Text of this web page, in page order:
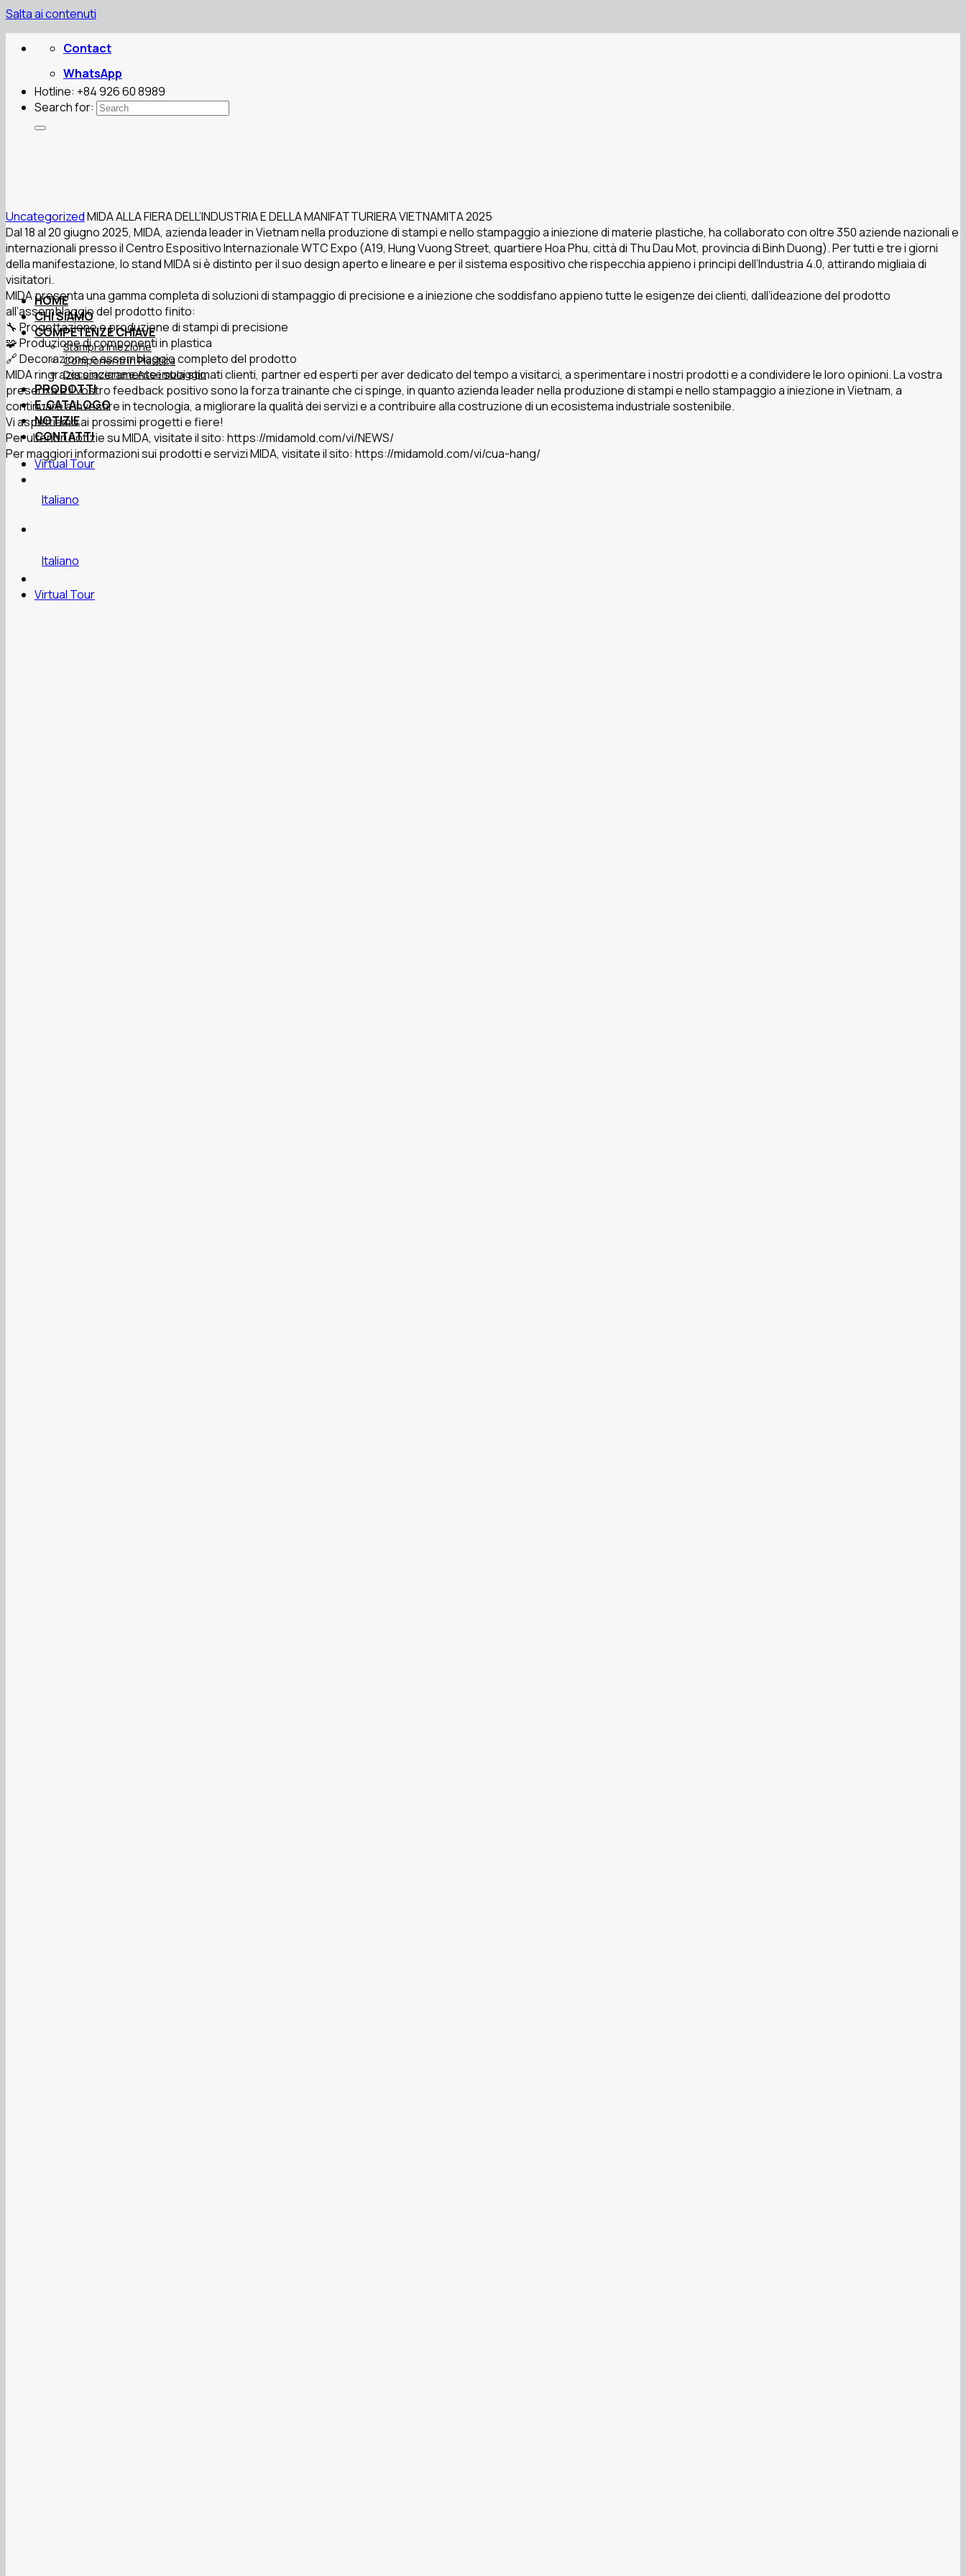
Salta ai contenuti
Contact
WhatsApp
Hotline: +84 926 60 8989
Search for:
HOME
CHI SIAMO
COMPETENZE CHIAVE
Stampi a Iniezione
Componenti in Plastica
Decorazione e Assemblaggio
PRODOTTI
E-CATALOGO
NOTIZIE
CONTATTI
Virtual Tour
Italiano
Italiano
Virtual Tour
UncategorizedMIDA ALLA FIERA DELL’INDUSTRIA E DELLA MANIFATTURIERA VIETNAMITA 2025
Dal 18 al 20 giugno 2025, MIDA, azienda leader in Vietnam nella produzione di stampi e nello stampaggio a iniezione di materie plastiche, ha collaborato con oltre 350 aziende nazionali e
internazionali presso il Centro Espositivo Internazionale WTC Expo (A19, Hung Vuong Street, quartiere Hoa Phu, città di Thu Dau Mot, provincia di Binh Duong). Per tutti e tre i giorni
della manifestazione, lo stand MIDA si è distinto per il suo design aperto e lineare e per il sistema espositivo che rispecchia appieno i principi dell’Industria 4.0, attirando migliaia di
visitatori.
MIDA presenta una gamma completa di soluzioni di stampaggio di precisione e a iniezione che soddisfano appieno tutte le esigenze dei clienti, dall’ideazione del prodotto
all’assemblaggio del prodotto finito:
🔧 Progettazione e produzione di stampi di precisione
🧩 Produzione di componenti in plastica
🔗 Decorazione e assemblaggio completo del prodotto
MIDA ringrazia sinceramente i suoi stimati clienti, partner ed esperti per aver dedicato del tempo a visitarci, a sperimentare i nostri prodotti e a condividere le loro opinioni. La vostra
presenza e il vostro feedback positivo sono la forza trainante che ci spinge, in quanto azienda leader nella produzione di stampi e nello stampaggio a iniezione in Vietnam, a
continuare a investire in tecnologia, a migliorare la qualità dei servizi e a contribuire alla costruzione di un ecosistema industriale sostenibile.
Vi aspettiamo ai prossimi progetti e fiere!
Per ulteriori notizie su MIDA, visitate il sito: https://midamold.com/vi/NEWS/
Per maggiori informazioni sui prodotti e servizi MIDA, visitate il sito: https://midamold.com/vi/cua-hang/